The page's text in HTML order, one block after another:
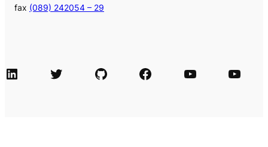
fax (089) 242054 – 29
LinkedIn Twitter GitHub Facebook Agile Videos Tech-Videos